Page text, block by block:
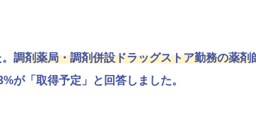
調剤薬局・調剤併設ドラッグストア勤務の薬
が「取得予定」と回答しました。